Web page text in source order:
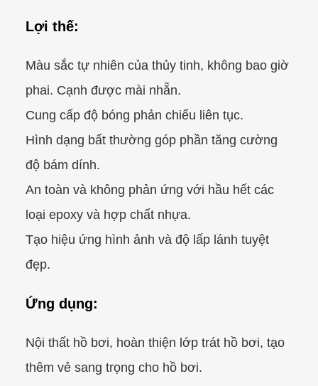
Lợi thế:
Màu sắc tự nhiên của thủy tinh, không bao giờ
phai. Cạnh được mài nhẵn.
Cung cấp độ bóng phản chiếu liên tục.
Hình dạng bất thường góp phần tăng cường
độ bám dính.
An toàn và không phản ứng với hầu hết các
loại epoxy và hợp chất nhựa.
Tạo hiệu ứng hình ảnh và độ lấp lánh tuyệt
đẹp.
Ứng dụng:
Nội thất hồ bơi, hoàn thiện lớp trát hồ bơi, tạo
thêm vẻ sang trọng cho hồ bơi.